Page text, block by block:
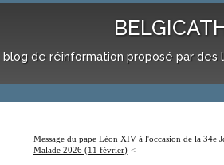
blog de réinformation proposé par des
Message du pape Léon XIV à l'occasion de la 34e
Malade 2026 (11 février)